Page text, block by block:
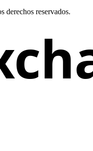
derechos reservados.